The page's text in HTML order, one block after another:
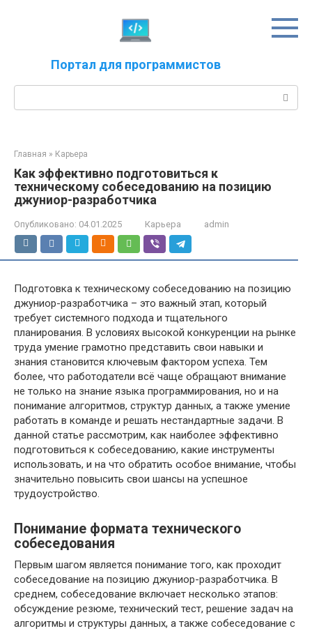
Портал для программистов
Главная » Карьера
Как эффективно подготовиться к
техническому собеседованию на позицию
джуниор-разработчика
Опубликовано: 04.01.2025 Карьера admin
Подготовка к техническому собеседованию на позицию
джуниор-разработчика – это важный этап, который
требует системного подхода и тщательного
планирования. В условиях высокой конкуренции на рынке
труда умение грамотно представить свои навыки и
знания становится ключевым фактором успеха. Тем
более, что работодатели всё чаще обращают внимание
не только на знание языка программирования, но и на
понимание алгоритмов, структур данных, а также умение
работать в команде и решать нестандартные задачи. В
данной статье рассмотрим, как наиболее эффективно
подготовиться к собеседованию, какие инструменты
использовать, и на что обратить особое внимание, чтобы
значительно повысить свои шансы на успешное
трудоустройство.
Понимание формата технического
собеседования
Первым шагом является понимание того, как проходит
собеседование на позицию джуниор-разработчика. В
среднем, собеседование включает несколько этапов:
обсуждение резюме, технический тест, решение задач на
алгоритмы и структуры данных, а также собеседование с